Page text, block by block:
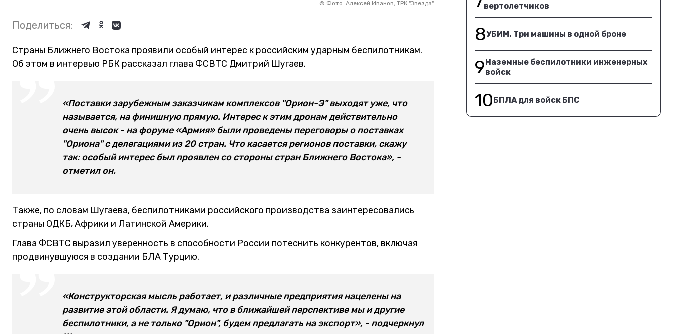
© Фото: Алексей Иванов, ТРК "Звезда"
Поделиться:
Страны Ближнего Востока проявили особый интерес к российским ударным беспилотникам.
Об этом в интервью РБК рассказал глава ФСВТС Дмитрий Шугаев.
«Поставки зарубежным заказчикам комплексов "Орион-Э" выходят уже, что
называется, на финишную прямую. Интерес к этим дронам действительно
очень высок - на форуме «Армия» были проведены переговоры о поставках
"Ориона" с делегациями из 20 стран. Что касается регионов поставки, скажу
так: особый интерес был проявлен со стороны стран Ближнего Востока», -
отметил он.
Также, по словам Шугаева, беспилотниками российского производства заинтересовались
страны ОДКБ, Африки и Латинской Америки.
Глава ФСВТС выразил уверенность в способности России потеснить конкурентов, включая
продвинувшуюся в создании БЛА Турцию.
«Конструкторская мысль работает, и различные предприятия нацелены на
развитие этой области. Я думаю, что в ближайшей перспективе мы и другие
беспилотники, а не только "Орион", будем предлагать на экспорт», - подчеркнул
вертолетчиков
8УБИМ. Три машины в одной броне
9Наземные беспилотники инженерных
войск
10БПЛА для войск БПС